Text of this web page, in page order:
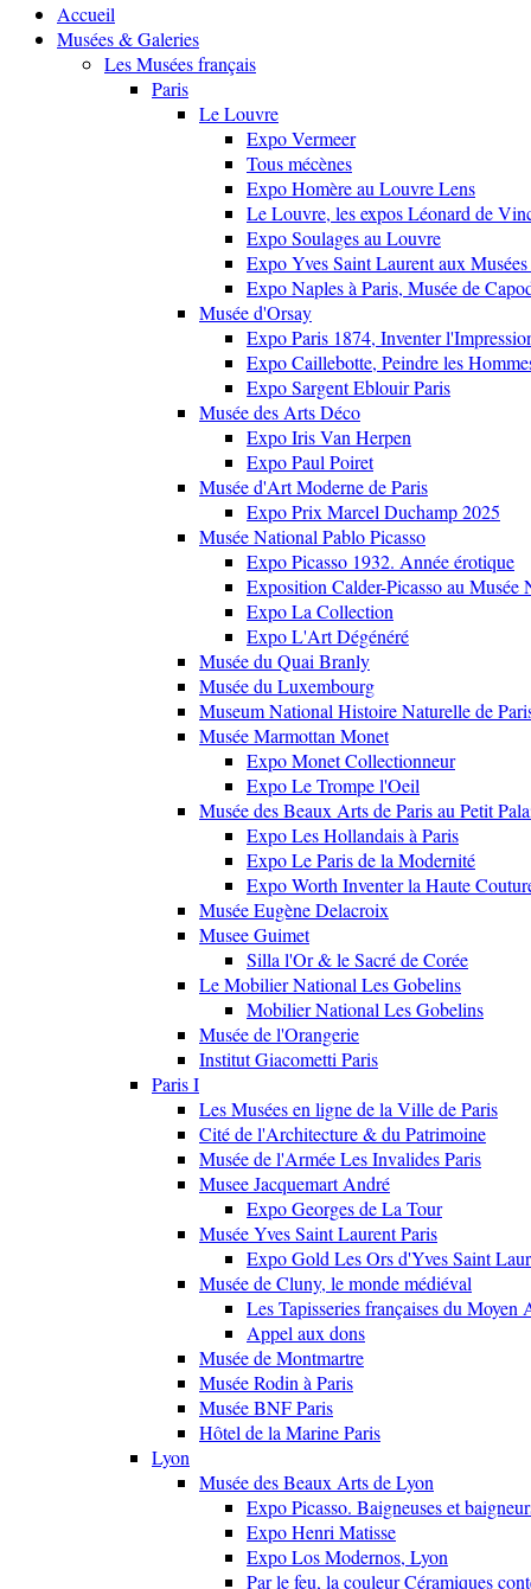
Accueil
Musées & Galeries
Les Musées français
Paris
Le Louvre
Expo Vermeer
Tous mécènes
Expo Homère au Louvre Lens
Le Louvre, les expos Léonard de
Expo Soulages au Louvre
Expo Yves Saint Laurent aux
Expo Naples à Paris, Musée de
Musée d'Orsay
Expo Paris 1874, Inventer
Expo Caillebotte, Peindre les
Expo Sargent Eblouir Paris
Musée des Arts Déco
Expo Iris Van Herpen
Expo Paul Poiret
Musée d'Art Moderne de Paris
Expo Prix Marcel Duchamp 2025
Musée National Pablo Picasso
Expo Picasso 1932. Année érotique
Exposition Calder-Picasso au Musée
Expo La Collection
Expo L'Art Dégénéré
Musée du Quai Branly
Musée du Luxembourg
Museum National Histoire Naturelle de
Musée Marmottan Monet
Expo Monet Collectionneur
Expo Le Trompe l'Oeil
Musée des Beaux Arts de Paris au Petit
Expo Les Hollandais à Paris
Expo Le Paris de la Modernité
Expo Worth Inventer la Haute
Musée Eugène Delacroix
Musee Guimet
Silla l'Or & le Sacré de Corée
Le Mobilier National Les Gobelins
Mobilier National Les Gobelins
Musée de l'Orangerie
Institut Giacometti Paris
Paris I
Les Musées en ligne de la Ville de Paris
Cité de l'Architecture & du Patrimoine
Musée de l'Armée Les Invalides Paris
Musee Jacquemart André
Expo Georges de La Tour
Musée Yves Saint Laurent Paris
Expo Gold Les Ors d'Yves Saint
Musée de Cluny, le monde médiéval
Les Tapisseries françaises du Moyen
Appel aux dons
Musée de Montmartre
Musée Rodin à Paris
Musée BNF Paris
Hôtel de la Marine Paris
Lyon
Musée des Beaux Arts de Lyon
Expo Picasso. Baigneuses et
Expo Henri Matisse
Expo Los Modernos, Lyon
Par le feu, la couleur Céramiques